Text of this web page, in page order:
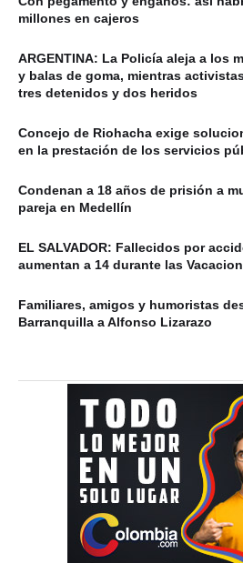
millones en cajeros
ARGENTINA: La Policía aleja a los
y balas de goma, mientras
tres detenidos y dos heridos
Concejo de Riohacha exige
en la prestación de los servicios
Condenan a 18 años de prisión a
pareja en Medellín
EL SALVADOR: Fallecidos por
aumentan a 14 durante las
Familiares, amigos y humoristas
Barranquilla a Alfonso Lizarazo